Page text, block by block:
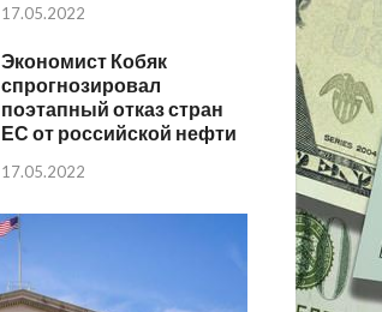
17.05.2022
Экономист Кобяк
спрогнозировал
поэтапный отказ стран
ЕС от российской нефти
17.05.2022